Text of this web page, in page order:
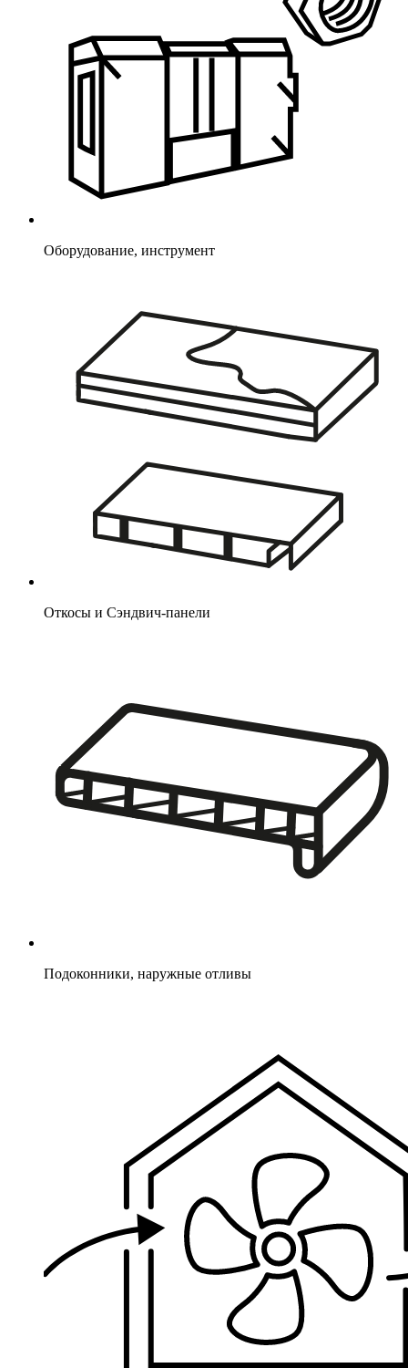
Оборудование, инструмент
Откосы и Сэндвич-панели
Подоконники, наружные отливы